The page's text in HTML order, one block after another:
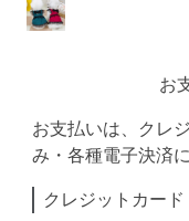
お
お支払いは、クレ
み・各種電子決済
クレジットカード